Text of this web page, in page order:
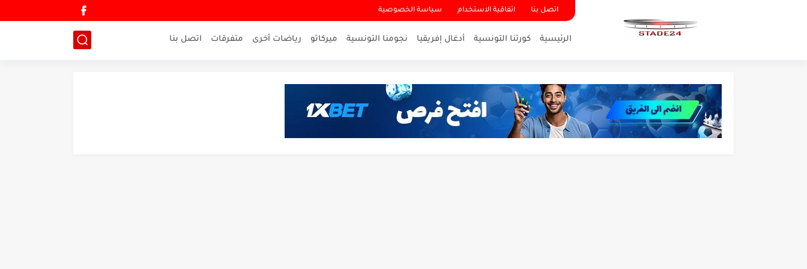
اتصل بنا اتفاقية الاستخدام سياسة الخصوصية
الرئيسية كورتنا التونسية أدغال إفريقيا نجومنا التونسية ميركاتو رياضات أخرى متفرقات اتصل بنا